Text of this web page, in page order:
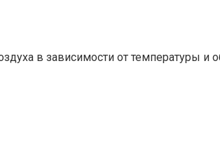
в зависимости от температуры и